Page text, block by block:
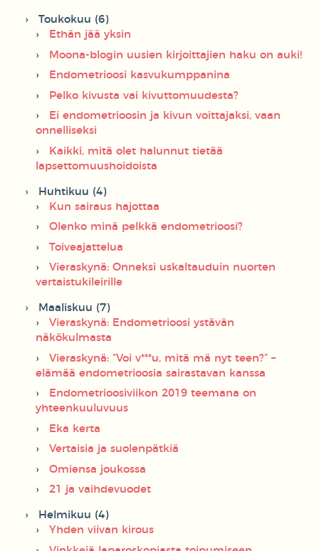
Toukokuu (6)
Ethän jää yksin
Moona-blogin uusien kirjoittajien haku on auki!
Endometrioosi kasvukumppanina
Pelko kivusta vai kivuttomuudesta?
Ei endometrioosin ja kivun voittajaksi, vaan
onnelliseksi
Kaikki, mitä olet halunnut tietää
lapsettomuushoidoista
Huhtikuu (4)
Kun sairaus hajottaa
Olenko minä pelkkä endometrioosi?
Toiveajattelua
Vieraskynä: Onneksi uskaltauduin nuorten
vertaistukileirille
Maaliskuu (7)
Vieraskynä: Endometrioosi ystävän
näkökulmasta
Vieraskynä: ”Voi v***u, mitä mä nyt teen?” –
elämää endometrioosia sairastavan kanssa
Endometrioosiviikon 2019 teemana on
yhteenkuuluvuus
Eka kerta
Vertaisia ja suolenpätkiä
Omiensa joukossa
21 ja vaihdevuodet
Helmikuu (4)
Yhden viivan kirous